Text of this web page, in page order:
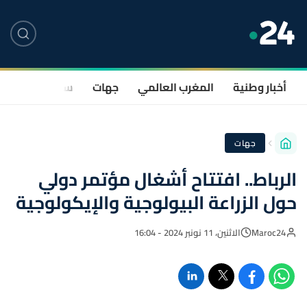
أخبار وطنية المغرب العالمي جهات سياسة
جهات
الرباط.. افتتاح أشغال مؤتمر دولي
حول الزراعة البيولوجية والإيكولوجية
Maroc24 الاثنين، 11 نونبر 2024 - 16:04